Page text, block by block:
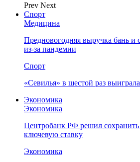
Prev Next
Спорт
Медицина
Предновогодняя выручка бань и
из-за пандемии
Спорт
«Севилья» в шестой раз
Экономика
Экономика
Центробанк РФ решил
ключевую ставку
Экономика